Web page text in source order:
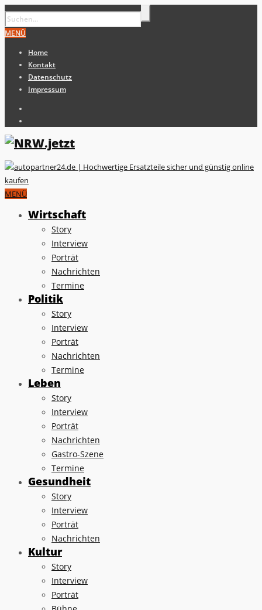
MENÜ
Home
Kontakt
Datenschutz
Impressum
MENÜ
Wirtschaft
Story
Interview
Porträt
Nachrichten
Termine
Politik
Story
Interview
Porträt
Nachrichten
Termine
Leben
Story
Interview
Porträt
Nachrichten
Gastro-Szene
Termine
Gesundheit
Story
Interview
Porträt
Nachrichten
Kultur
Story
Interview
Porträt